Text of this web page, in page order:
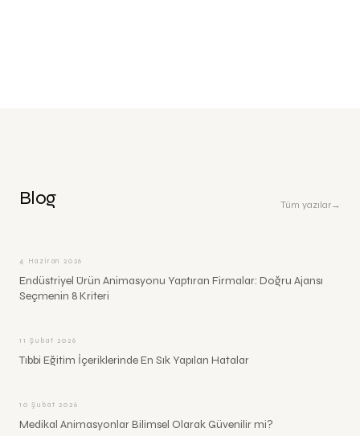
Blog Tüm yazılar→
4 Haziran 2026
Endüstriyel Ürün Animasyonu Yaptıran Firmalar: Doğru Ajansı
Seçmenin 8 Kriteri
11 Şubat 2026
Tıbbi Eğitim İçeriklerinde En Sık Yapılan Hatalar
10 Şubat 2026
Medikal Animasyonlar Bilimsel Olarak Güvenilir mi?